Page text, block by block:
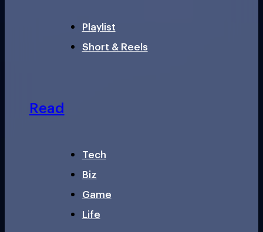
Playlist
Short & Reels
Read
Tech
Biz
Game
Life